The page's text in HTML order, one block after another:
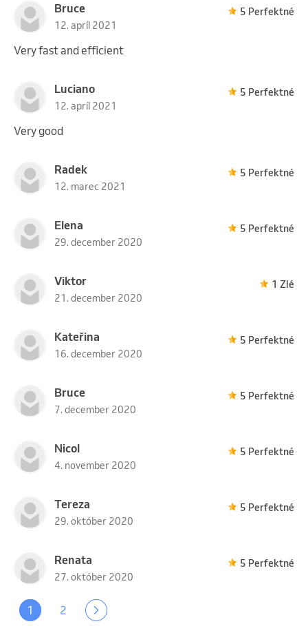
Bruce
12. apríl 2021
5 Perfektné
Very fast and efficient
Luciano
12. apríl 2021
5 Perfektné
Very good
Radek
12. marec 2021
5 Perfektné
Elena
29. december 2020
5 Perfektné
Viktor
21. december 2020
1 Zlé
Kateřina
16. december 2020
5 Perfektné
Bruce
7. december 2020
5 Perfektné
Nicol
4. november 2020
5 Perfektné
Tereza
29. október 2020
5 Perfektné
Renata
27. október 2020
5 Perfektné
1 2